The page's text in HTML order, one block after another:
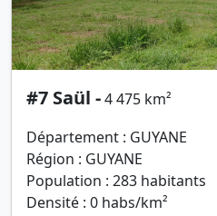
#7 Saül -4 475 km²
Département : GUYANE
Région : GUYANE
Population : 283 habitants
Densité : 0 habs/km²